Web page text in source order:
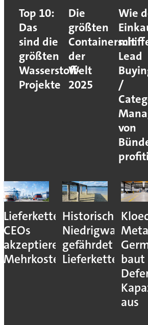
Top 10:
Das
sind die
größten
Wasserstoff-
Projekte
Die
größten
der
Welt
2025
Wie
mit
Lead
/
von
Lieferkettenresilienz:
CEOs
akzeptieren
Mehrkosten
Historisches
Niedrigwasser
gefährdet
Lieferkettenbaut
aus